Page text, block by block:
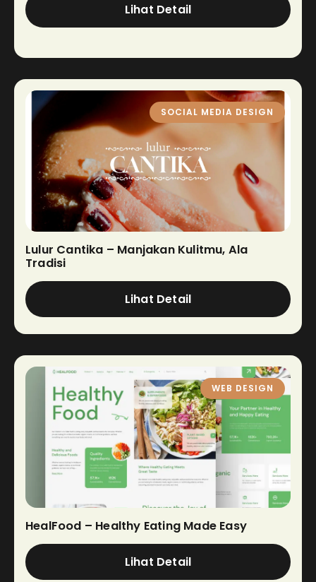
Lihat Detail
SOCIAL MEDIA DESIGN
Lulur Cantika – Manjakan Kulitmu, Ala
Tradisi
Lihat Detail
WEB DESIGN
HealFood – Healthy Eating Made Easy
Lihat Detail